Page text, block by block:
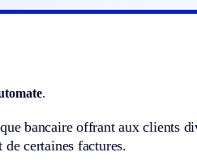
.
bancaire offrant aux clients
certaines factures.